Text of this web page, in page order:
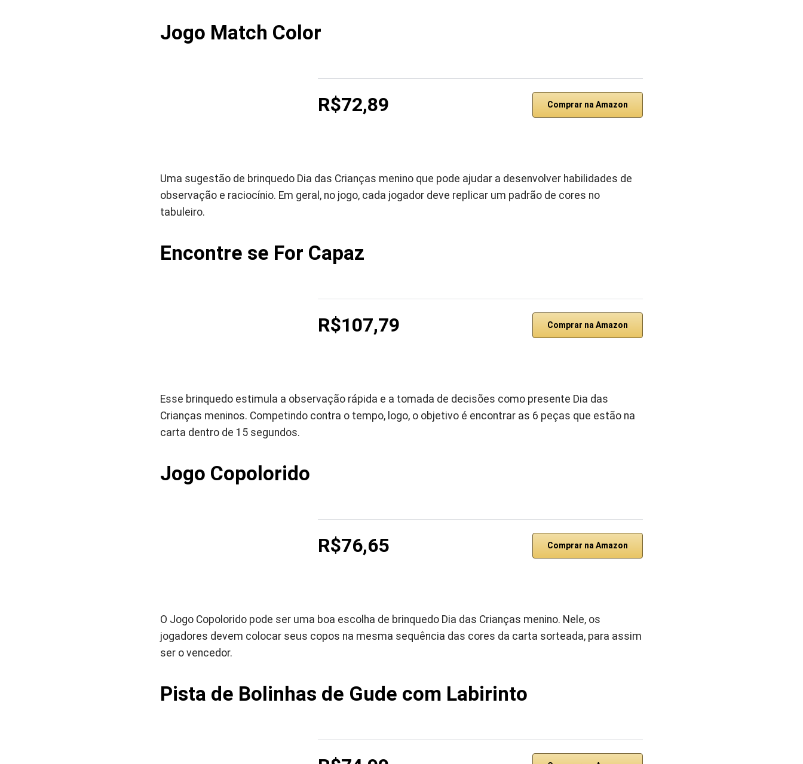
Jogo Match Color
R$72,89 Comprar na Amazon
Uma sugestão de brinquedo Dia das Crianças menino que pode ajudar a desenvolver habilidades de
observação e raciocínio. Em geral, no jogo, cada jogador deve replicar um padrão de cores no
tabuleiro.
Encontre se For Capaz
R$107,79 Comprar na Amazon
Esse brinquedo estimula a observação rápida e a tomada de decisões como presente Dia das
Crianças meninos. Competindo contra o tempo, logo, o objetivo é encontrar as 6 peças que estão na
carta dentro de 15 segundos.
Jogo Copolorido
R$76,65 Comprar na Amazon
O Jogo Copolorido pode ser uma boa escolha de brinquedo Dia das Crianças menino. Nele, os
jogadores devem colocar seus copos na mesma sequência das cores da carta sorteada, para assim
ser o vencedor.
Pista de Bolinhas de Gude com Labirinto